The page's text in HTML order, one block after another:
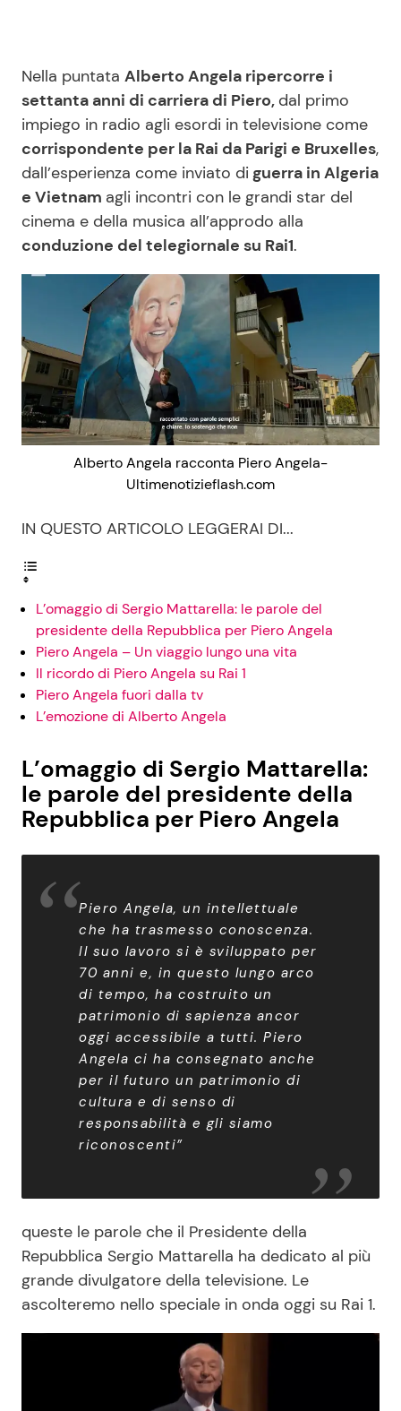
Nella puntata Alberto Angela ripercorre i
settanta anni di carriera di Piero, dal primo
impiego in radio agli esordi in televisione come
corrispondente per la Rai da Parigi e Bruxelles,
dall’esperienza come inviato di guerra in Algeria
e Vietnam agli incontri con le grandi star del
cinema e della musica all’approdo alla
conduzione del telegiornale su Rai1.
Alberto Angela racconta Piero Angela-
Ultimenotizieflash.com
IN QUESTO ARTICOLO LEGGERAI DI...
L’omaggio di Sergio Mattarella: le parole del
presidente della Repubblica per Piero Angela
Piero Angela – Un viaggio lungo una vita
Il ricordo di Piero Angela su Rai 1
Piero Angela fuori dalla tv
L’emozione di Alberto Angela
L’omaggio di Sergio Mattarella:
le parole del presidente della
Repubblica per Piero Angela
Piero Angela, un intellettuale
che ha trasmesso conoscenza.
Il suo lavoro si è sviluppato per
70 anni e, in questo lungo arco
di tempo, ha costruito un
patrimonio di sapienza ancor
oggi accessibile a tutti. Piero
Angela ci ha consegnato anche
per il futuro un patrimonio di
cultura e di senso di
responsabilità e gli siamo
riconoscenti”
queste le parole che il Presidente della
Repubblica Sergio Mattarella ha dedicato al più
grande divulgatore della televisione. Le
ascolteremo nello speciale in onda oggi su Rai 1.